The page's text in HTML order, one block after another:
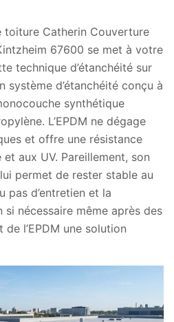
toiture Catherin Couverture
67600 se met à votre
technique d’étanchéité sur
système d’étanchéité conçu à
synthétique
L’EPDM ne dégage
et offre une résistance
aux UV. Pareillement, son
permet de rester stable au
pas d’entretien et la
nécessaire même après des
de l’EPDM une solution